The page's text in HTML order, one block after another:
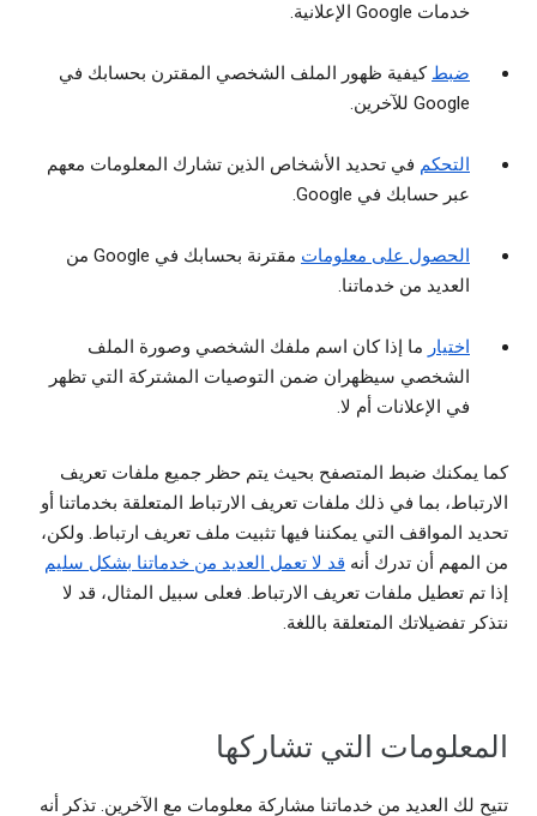
خدمات Google الإعلانية.
ضبط كيفية ظهور الملف الشخصي المقترن بحسابك في
Google للآخرين.
التحكم في تحديد الأشخاص الذين تشارك المعلومات معهم
عبر حسابك في Google.
الحصول على معلومات
مقترنة بحسابك في Google من
العديد من خدماتنا.
اختيار ما إذا كان اسم ملفك الشخصي وصورة الملف
الشخصي سيظهران ضمن التوصيات المشتركة التي تظهر
في الإعلانات أم لا.
كما يمكنك ضبط المتصفح بحيث يتم حظر جميع ملفات تعريف
الارتباط، بما في ذلك ملفات تعريف الارتباط المتعلقة بخدماتنا أو
تحديد المواقف التي يمكننا فيها تثبيت ملف تعريف ارتباط. ولكن،
من المهم أن تدرك أنه قد لا تعمل العديد من خدماتنا بشكل سليم
إذا تم تعطيل ملفات تعريف الارتباط. فعلى سبيل المثال، قد لا
نتذكر تفضيلاتك المتعلقة باللغة.
المعلومات التي تشاركها
تتيح لك العديد من خدماتنا مشاركة معلومات مع الآخرين. تذكر أنه